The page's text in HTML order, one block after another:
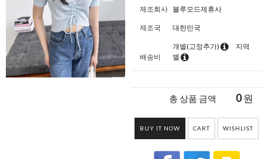
제조회사 블루모드제휴사
제조국 대한민국
배송비
개별(고정추가)
지역
별
총 상품 금액 0원
BUY IT NOW CART WISHLIST